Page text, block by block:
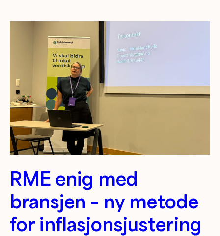
RME enig med
bransjen – ny metode
for inflasjonsjustering